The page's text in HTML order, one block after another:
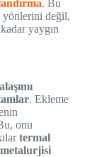
. Bu
yönlerini değil,
yaygın
. Ekleme
onu
termal